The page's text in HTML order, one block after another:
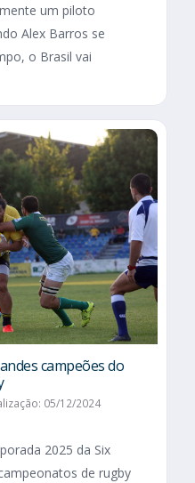
um piloto
Alex Barros se
o Brasil vai
campeões do
05/12/2024
2025 da Six
de rugby